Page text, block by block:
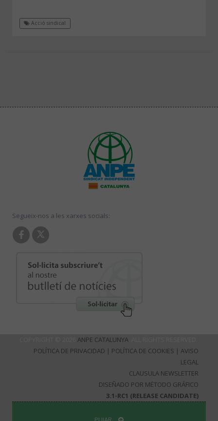
Acció sindical
Segueix-nos a les xarxes socials:
ANPE CATALUNYA
POLÍTICA DE PRIVACIDAD | POLÍTICA DE COOKIES | AVISO
LEGAL
CLAUSULA NEWSLETTER
DISEÑADO POR MÉTODO GRÁFICO
3.1-RC1 (RELEASE CANDIDATE)